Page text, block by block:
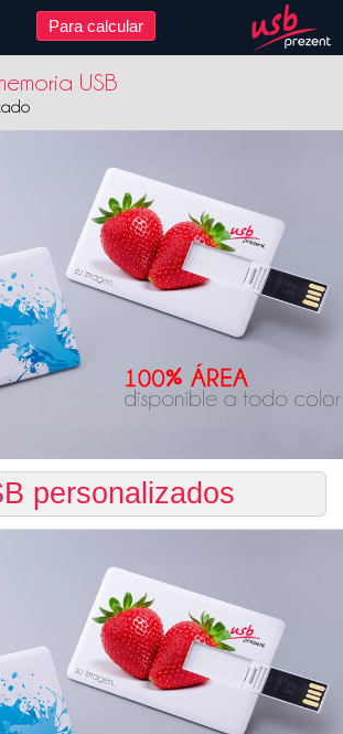
Para calcular
USB
personalizados